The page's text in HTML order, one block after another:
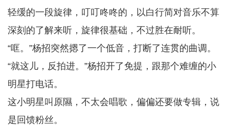
轻缓的一段旋律，叮叮咚咚的，以白行简对音乐不算
深刻的了解来听，旋律很基础，不过胜在耐听。
“哐。”杨招突然摁了一个低音，打断了连贯的曲调。
“就这儿，反拍进。”杨招开了免提，跟那个难缠的小
明星打电话。
这小明星叫原隰，不太会唱歌，偏偏还要做专辑，说
是回馈粉丝。